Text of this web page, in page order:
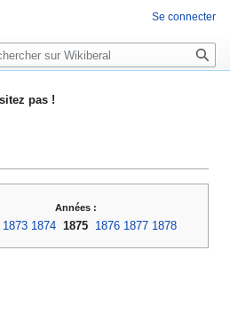
pas !
Années :
1873 1874 1875 1876 1877 1878
Se connecter